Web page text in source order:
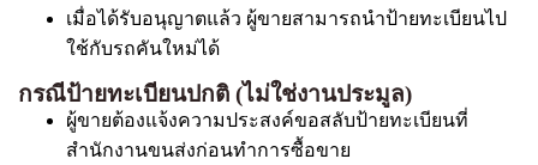
เมื่อได้รับอนุญาตแล้ว ผู้ขายสามารถนำป้ายทะเบียนไป
ใช้กับรถคันใหม่ได้
กรณีป้ายทะเบียนปกติ (ไม่ใช่งานประมูล)
ผู้ขายต้องแจ้งความประสงค์ขอสลับป้ายทะเบียนที่
สำนักงานขนส่งก่อนทำการซื้อขาย